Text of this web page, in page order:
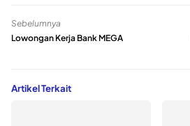
Sebelumnya
Lowongan Kerja Bank MEGA
Artikel Terkait